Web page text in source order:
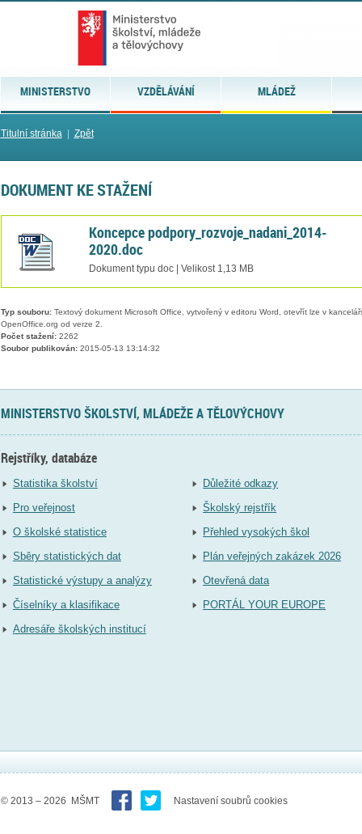
MINISTERSTVO VZDĚLÁVÁNÍ MLÁDEŽ
Titulní stránka| Zpět
DOKUMENT KE STAŽENÍ
Koncepce podpory_rozvoje_nadani_2014-
2020.doc
Dokument typu doc | Velikost 1,13 MB
Typ souboru:Textový dokument Microsoft Office, vytvořený v editoru Word, otevřít lze v
OpenOffice.org od verze 2.
Počet stažení:2262
Soubor publikován:2015-05-13 13:14:32
MINISTERSTVO ŠKOLSTVÍ, MLÁDEŽE A TĚLOVÝCHOVY
Rejstříky, databáze
Statistika školství
Pro veřejnost
O školské statistice
Sběry statistických dat
Statistické výstupy a analýzy
Číselníky a klasifikace
Adresáře školských institucí
Důležité odkazy
Školský rejstřík
Přehled vysokých škol
Plán veřejných zakázek 2026
Otevřená data
PORTÁL YOUR EUROPE
© 2013 – 2026 MŠMT Nastavení soubrů cookies